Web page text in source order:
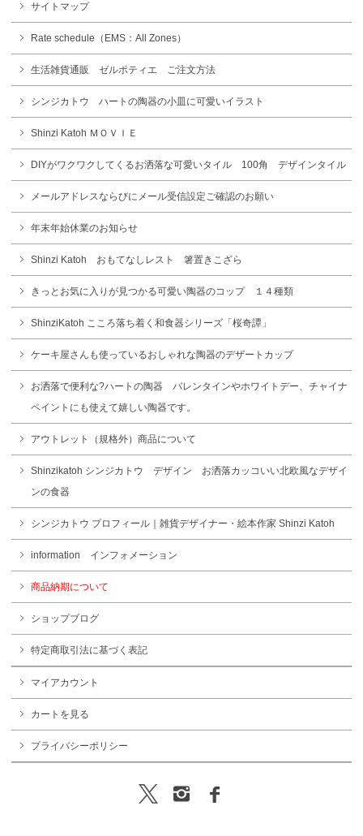
サイトマップ
Rate schedule（EMS：All Zones）
生活雑貨通販 ゼルポティエ ご注文方法
シンジカトウ ハートの陶器の小皿に可愛いイラスト
Shinzi Katoh ＭＯＶＩＥ
DIYがワクワクしてくるお洒落な可愛いタイル 100角 デザインタイル
メールアドレスならびにメール受信設定ご確認のお願い
年末年始休業のお知らせ
Shinzi Katoh おもてなしレスト 箸置きこざら
きっとお気に入りが見つかる可愛い陶器のコップ １４種類
ShinziKatoh こころ落ち着く和食器シリーズ「桜奇譚」
ケーキ屋さんも使っているおしゃれな陶器のデザートカップ
お洒落で便利な?ハートの陶器 バレンタインやホワイトデー、チャイナ
ペイントにも使えて嬉しい陶器です。
アウトレット（規格外）商品について
Shinzikatoh シンジカトウ デザイン お洒落カッコいい北欧風なデザイ
ンの食器
シンジカトウ プロフィール｜雑貨デザイナー・絵本作家 Shinzi Katoh
information インフォメーション
商品納期について
ショップブログ
特定商取引法に基づく表記
マイアカウント
カートを見る
プライバシーポリシー